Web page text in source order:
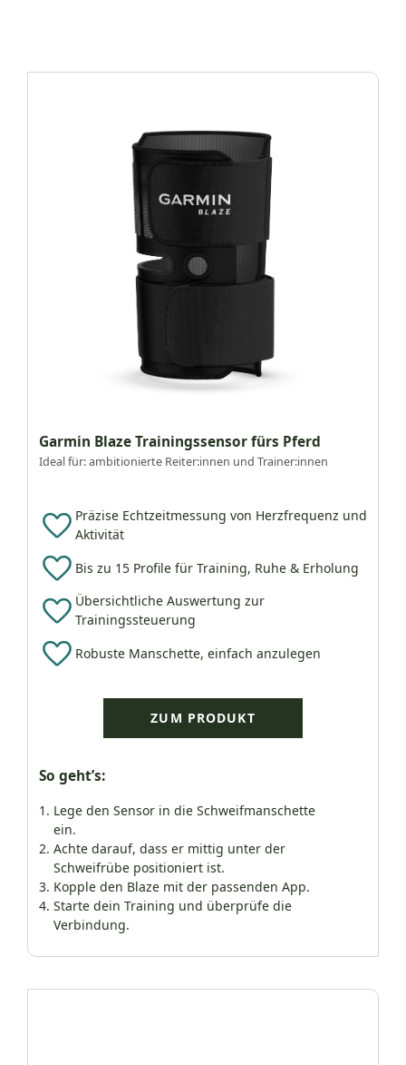
Garmin Blaze Trainingssensor fürs Pferd
Ideal für: ambitionierte Reiter:innen und Trainer:innen
Präzise Echtzeitmessung von Herzfrequenz und
Aktivität
Bis zu 15 Profile für Training, Ruhe & Erholung
Übersichtliche Auswertung zur
Trainingssteuerung
Robuste Manschette, einfach anzulegen
ZUM PRODUKT
So geht’s:
Lege den Sensor in die Schweifmanschette
ein.
Achte darauf, dass er mittig unter der
Schweifrübe positioniert ist.
Kopple den Blaze mit der passenden App.
Starte dein Training und überprüfe die
Verbindung.